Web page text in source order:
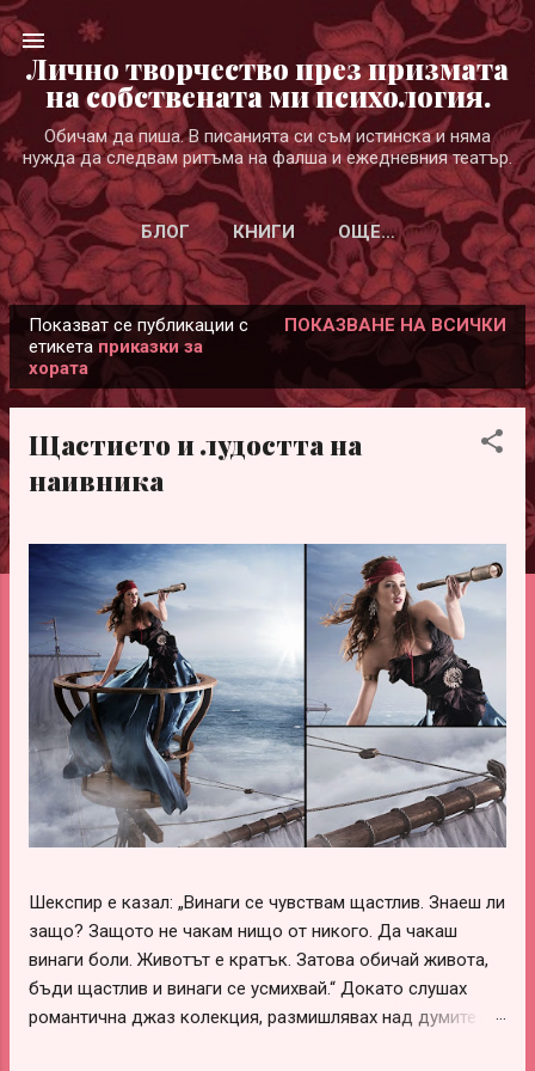
Пропускане към основното съдържание
Лично творчество през призмата
на собствената ми психология.
Обичам да пиша. В писанията си съм истинска и няма
нужда да следвам ритъма на фалша и ежедневния театър.
БЛОГ КНИГИ ОЩЕ…
б
Показват се публикации с
етикета приказки за
хората
ПОКАЗВАНЕ НА ВСИЧКИ
Щастието и лудостта на
наивника
Шекспир е казал: „Винаги се чувствам щастлив. Знаеш ли
защо? Защото не чакам нищо от никого. Да чакаш
винаги боли. Животът е кратък. Затова обичай живота,
бъди щастлив и винаги се усмихвай.“ Докато слушах
романтична джаз колекция, размишлявах над думите на